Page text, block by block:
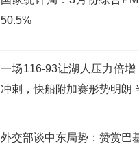
50.5%
一场116-93让湖人压力倍增
冲刺，快船附加赛形势明朗
外交部谈中东局势：赞赏巴